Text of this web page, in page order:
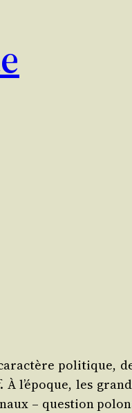
poli­tique,
. À l’é­poque, les
– ques­tion